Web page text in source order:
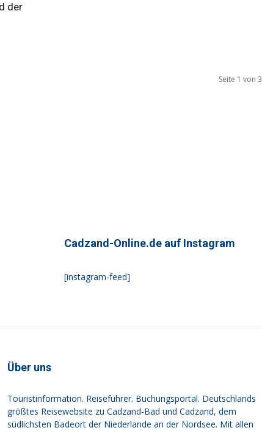
der
Seite 1 von 3
Cadzand-Online.de auf Instagram
[instagram-feed]
Über uns
Touristinformation. Reiseführer. Buchungsportal. Deutschlands
größtes Reisewebsite zu Cadzand-Bad und Cadzand, dem
südlichsten Badeort der Niederlande an der Nordsee. Mit allen